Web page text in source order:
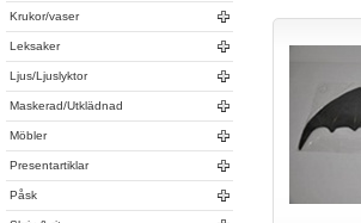
Krukor/vaser
Leksaker
Ljus/Ljuslyktor
Maskerad/Utklädnad
Möbler
Presentartiklar
Påsk